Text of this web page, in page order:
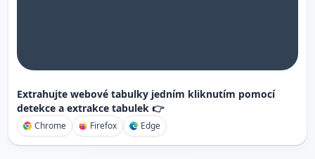
Extrahujte webové tabulky jedním kliknutím pomocí
detekce a extrakce tabulek 👉
Chrome Firefox Edge